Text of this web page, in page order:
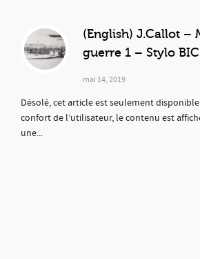
(English) J.Callot –
guerre 1 – Stylo BIC
mai 14, 2019
Désolé, cet article est seulement
confort de l’utilisateur, le contenu est
une...